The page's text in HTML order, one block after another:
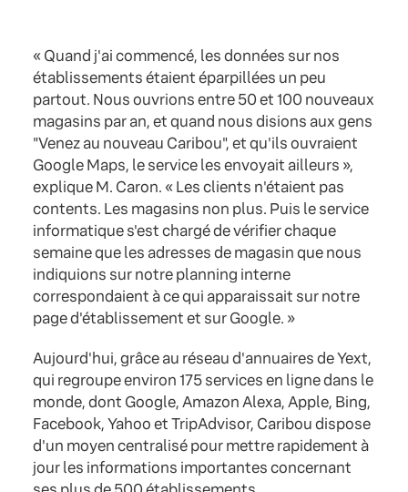
« Quand j'ai commencé, les données sur nos
établissements étaient éparpillées un peu
partout. Nous ouvrions entre 50 et 100 nouveaux
magasins par an, et quand nous disions aux gens
"Venez au nouveau Caribou", et qu'ils ouvraient
Google Maps, le service les envoyait ailleurs »,
explique M. Caron. « Les clients n'étaient pas
contents. Les magasins non plus. Puis le service
informatique s'est chargé de vérifier chaque
semaine que les adresses de magasin que nous
indiquions sur notre planning interne
correspondaient à ce qui apparaissait sur notre
page d'établissement et sur Google. »
Aujourd'hui, grâce au réseau d'annuaires de Yext,
qui regroupe environ 175 services en ligne dans le
monde, dont Google, Amazon Alexa, Apple, Bing,
Facebook, Yahoo et TripAdvisor, Caribou dispose
d'un moyen centralisé pour mettre rapidement à
jour les informations importantes concernant